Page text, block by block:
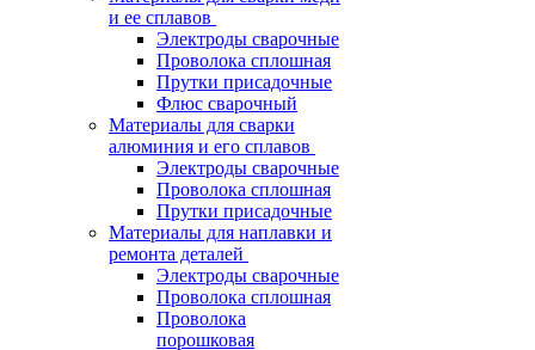
и ее сплавов
Электроды сварочные
Проволока сплошная
Прутки присадочные
Флюс сварочный
Материалы для сварки
алюминия и его сплавов
Электроды сварочные
Проволока сплошная
Прутки присадочные
Материалы для наплавки и
ремонта деталей
Электроды сварочные
Проволока сплошная
Проволока
порошковая